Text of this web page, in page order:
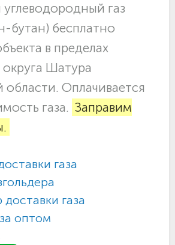
газ
бутан) бесплатно
в пределах
Шатура
области. Оплачивается
газа. Заправим
газа
доставки газа
оптом